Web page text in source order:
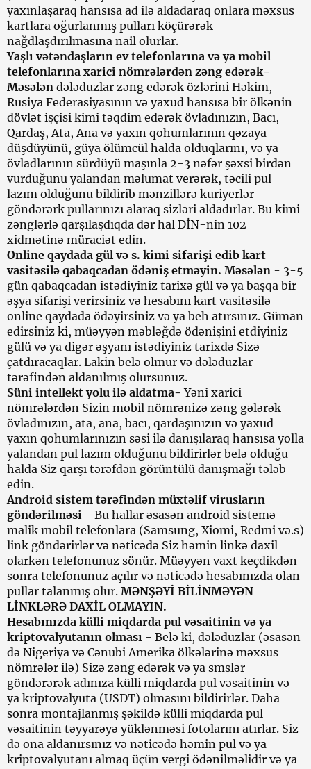
yaxınlaşaraq hansısa ad ilə aldadaraq onlara məxsus
kartlara oğurlanmış pulları köçürərək
nağdlaşdırılmasına nail olurlar.
Yaşlı vətəndaşların ev telefonlarına və ya mobil
telefonlarına xarici nömrələrdən zəng edərək-
Məsələn dələduzlar zəng edərək özlərini Həkim,
Rusiya Federasiyasının və yaxud hansısa bir ölkənin
dövlət işçisi kimi təqdim edərək övladınızın, Bacı,
Qardaş, Ata, Ana və yaxın qohumlarının qəzaya
düşdüyünü, güya ölümcül halda olduqlarını, və ya
övladlarının sürdüyü maşınla 2-3 nəfər şəxsi birdən
vurduğunu yalandan məlumat verərək, təcili pul
lazım olduğunu bildirib mənzillərə kuriyerlər
göndərərk pullarınızı alaraq sizləri aldadırlar. Bu kimi
zənglərlə qarşılaşdıqda dər hal DİN-nin 102
xidmətinə müraciət edin.
Online qaydada gül və s. kimi sifarişi edib kart
vasitəsilə qabaqcadan ödəniş etməyin. Məsələn - 3-5
gün qabaqcadan istədiyiniz tarixə gül və ya başqa bir
əşya sifarişi verirsiniz və hesabını kart vasitəsilə
online qaydada ödəyirsiniz və ya beh atırsınız. Güman
edirsiniz ki, müəyyən məbləğdə ödənişini etdiyiniz
gülü və ya digər əşyanı istədiyiniz tarixdə Sizə
çatdıracaqlar. Lakin belə olmur və dələduzlar
tərəfindən aldanılmış olursunuz.
Süni intellekt yolu ilə aldatma- Yəni xarici
nömrələrdən Sizin mobil nömrənizə zəng gələrək
övladınızın, ata, ana, bacı, qardaşınızın və yaxud
yaxın qohumlarınızın səsi ilə danışılaraq hansısa yolla
yalandan pul lazım olduğunu bildirirlər belə olduğu
halda Siz qarşı tərəfdən görüntülü danışmağı tələb
edin.
Android sistem tərəfindən müxtəlif virusların
göndərilməsi - Bu hallar əsasən android sistemə
malik mobil telefonlara (Samsung, Xiomi, Redmi və.s)
link göndərirlər və nəticədə Siz həmin linkə daxil
olarkən telefonunuz sönür. Müəyyən vaxt keçdikdən
sonra telefonunuz açılır və nəticədə hesabınızda olan
pullar talanmış olur. MƏNŞƏYİ BİLİNMƏYƏN
LİNKLƏRƏ DAXİL OLMAYIN.
Hesabınızda külli miqdarda pul vəsaitinin və ya
kriptovalyutanın olması - Belə ki, dələduzlar (əsasən
də Nigeriya və Cənubi Amerika ölkələrinə məxsus
nömrələr ilə) Sizə zəng edərək və ya smslər
göndərərək adınıza külli miqdarda pul vəsaitinin və
ya kriptovalyuta (USDT) olmasını bildirirlər. Daha
sonra montajlanmış şəkildə külli miqdarda pul
vəsaitinin təyyarəyə yüklənməsi fotolarını atırlar. Siz
də ona aldanırsınız və nəticədə həmin pul və ya
kriptovalyutanı almaq üçün vergi ödənilməlidir və ya